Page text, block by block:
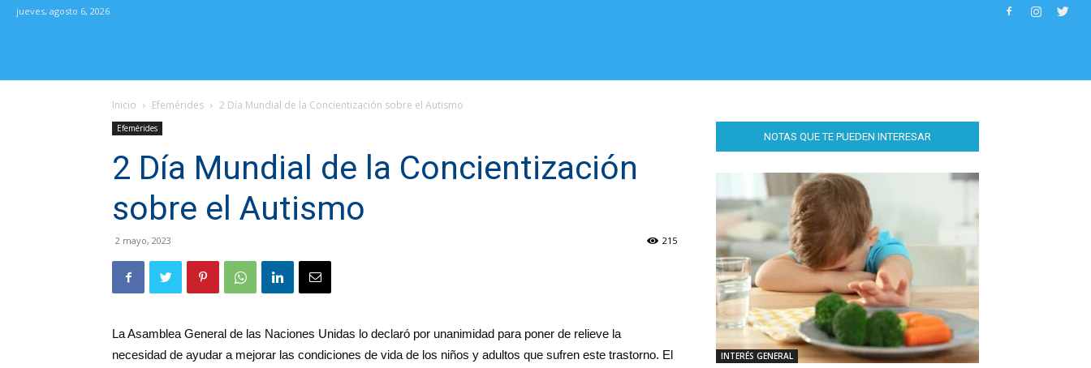
jueves, agosto 6, 2026
Inicio Efemérides 2 Día Mundial de la Concientización sobre el Autismo
Efemérides
2 Día Mundial de la Concientización
sobre el Autismo
2 mayo, 2023 215
La Asamblea General de las Naciones Unidas lo declaró por unanimidad para poner de relieve la
necesidad de ayudar a mejorar las condiciones de vida de los niños y adultos que sufren este trastorno. El
NOTAS QUE TE PUEDEN INTERESAR
INTERÉS GENERAL